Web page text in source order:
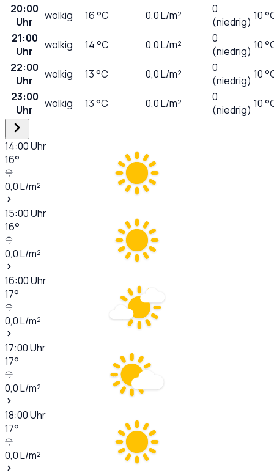
20:00
Uhr
wolkig 16°C 0,0L/m²
0
(niedrig) 10
21:00
Uhr
wolkig 14°C 0,0L/m²
0
(niedrig) 10
22:00
Uhr
wolkig 13°C 0,0L/m²
0
(niedrig) 10
23:00
Uhr
wolkig 13°C 0,0L/m²
0
(niedrig) 10
14:00Uhr
16°
0,0L/m²
15:00Uhr
16°
0,0L/m²
16:00Uhr
17°
0,0L/m²
17:00Uhr
17°
0,0L/m²
18:00Uhr
17°
0,0L/m²